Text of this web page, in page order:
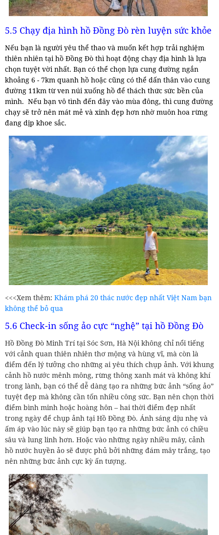
5.5 Chạy địa hình hồ Đồng Đò rèn luyện sức khỏe
Nếu bạn là người yêu thể thao và muốn kết hợp trải nghiệm
thiên nhiên tại hồ Đồng Đò thì hoạt động chạy địa hình là lựa
chọn tuyệt vời nhất. Bạn có thể chọn lựa cung đường ngắn
khoảng 6 - 7km quanh hồ hoặc cũng có thể dấn thân vào cung
đường 11km từ ven núi xuống hồ để thách thức sức bền của
mình. Nếu bạn vô tình đến đây vào mùa đông, thì cung đường
chạy sẽ trở nên mát mẻ và xinh đẹp hơn nhờ muôn hoa rừng
đang dịp khoe sắc.
<<<Xem thêm: Khám phá 20 thác nước đẹp nhất Việt Nam bạn
không thể bỏ qua
5.6 Check-in sống ảo cực “nghệ” tại hồ Đồng Đò
Hồ Đồng Đò Minh Trí tại Sóc Sơn, Hà Nội không chỉ nổi tiếng
với cảnh quan thiên nhiên thơ mộng và hùng vĩ, mà còn là
điểm đến lý tưởng cho những ai yêu thích chụp ảnh. Với khung
cảnh hồ nước mênh mông, rừng thông xanh mát và không khí
trong lành, bạn có thể dễ dàng tạo ra những bức ảnh “sống ảo”
tuyệt đẹp mà không cần tốn nhiều công sức. Bạn nên chọn thời
điểm bình minh hoặc hoàng hôn – hai thời điểm đẹp nhất
trong ngày để chụp ảnh tại Hồ Đồng Đò. Ánh sáng dịu nhẹ và
ấm áp vào lúc này sẽ giúp bạn tạo ra những bức ảnh có chiều
sâu và lung linh hơn. Hoặc vào những ngày nhiều mây, cảnh
hồ nước huyền ảo sẽ được phủ bởi những đám mây trắng, tạo
nên những bức ảnh cực kỳ ấn tượng.